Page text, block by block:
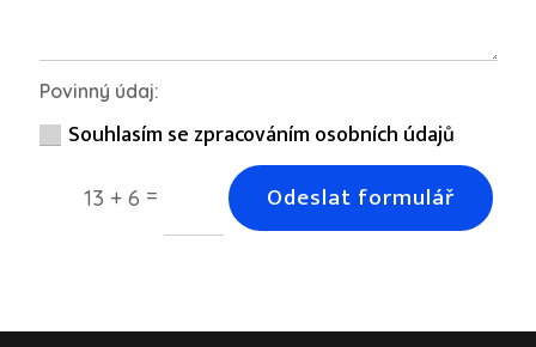
Povinný údaj:
Souhlasím se zpracováním osobních údajů
13 + 6 = Odeslat formulář